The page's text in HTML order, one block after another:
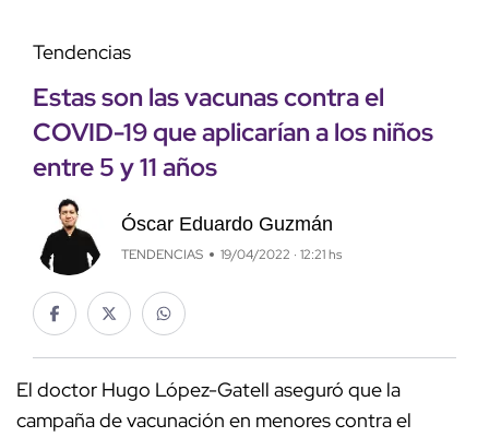
Tendencias
Estas son las vacunas contra el
COVID-19 que aplicarían a los niños
entre 5 y 11 años
Óscar Eduardo Guzmán
TENDENCIAS 19/04/2022 · 12:21 hs
El doctor Hugo López-Gatell aseguró que la
campaña de vacunación en menores contra el